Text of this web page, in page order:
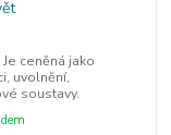
ceněná jako
uvolnění,
soustavy.